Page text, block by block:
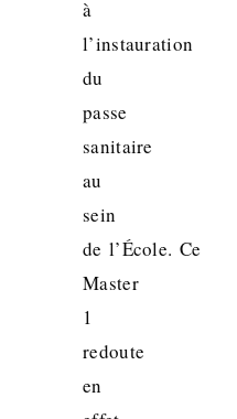
à
l’instauration
du
passe
sanitaire
au
sein
de l’École. Ce
Master
1
redoute
en